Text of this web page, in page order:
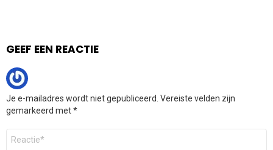
GEEF EEN REACTIE
Je e-mailadres wordt niet gepubliceerd. Vereiste velden zijn
gemarkeerd met*
Reactie